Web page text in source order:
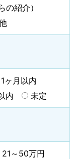
紹介）
1ヶ月以内
内 未定
21～50万円